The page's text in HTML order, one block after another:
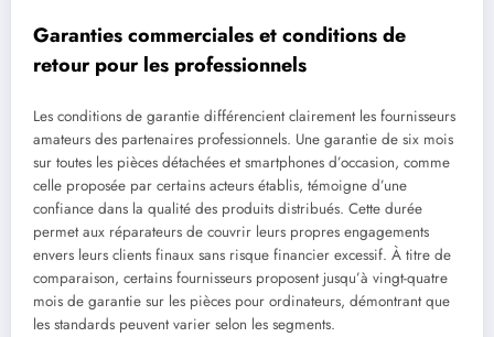
Garanties commerciales et conditions de
retour pour les professionnels
Les conditions de garantie différencient clairement les fournisseurs
amateurs des partenaires professionnels. Une garantie de six mois
sur toutes les pièces détachées et smartphones d’occasion, comme
celle proposée par certains acteurs établis, témoigne d’une
confiance dans la qualité des produits distribués. Cette durée
permet aux réparateurs de couvrir leurs propres engagements
envers leurs clients finaux sans risque financier excessif. À titre de
comparaison, certains fournisseurs proposent jusqu’à vingt-quatre
mois de garantie sur les pièces pour ordinateurs, démontrant que
les standards peuvent varier selon les segments.